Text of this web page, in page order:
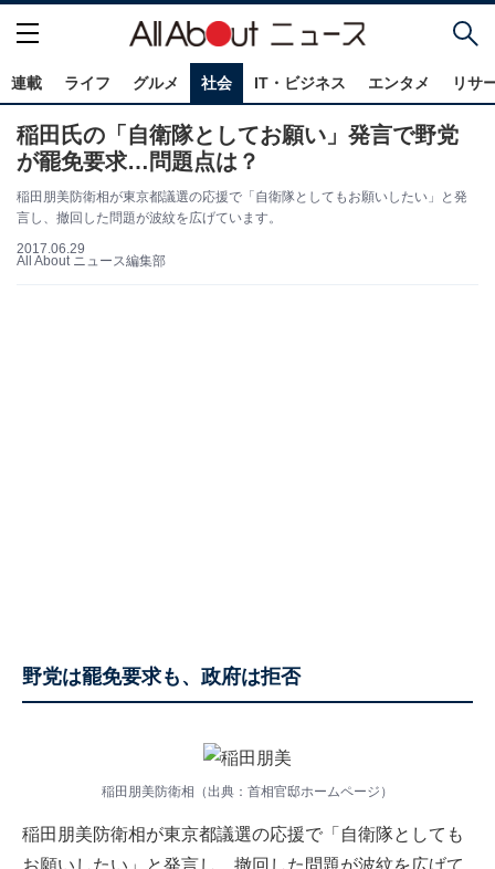
連載 ライフ グルメ 社会 IT・ビジネス エンタメ リサ
稲田氏の「自衛隊としてお願い」発言で野党
が罷免要求…問題点は？
稲田朋美防衛相が東京都議選の応援で「自衛隊としてもお願いしたい」と発
言し、撤回した問題が波紋を広げています。
2017.06.29
All About ニュース編集部
野党は罷免要求も、政府は拒否
稲田朋美防衛相（出典：首相官邸ホームページ）
稲田朋美防衛相が東京都議選の応援で「自衛隊としても